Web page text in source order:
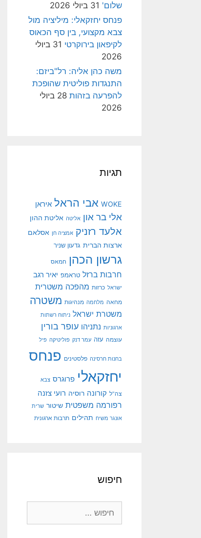
שלום' 31 ביולי 2026
פנחס יחזקאלי: מיליציה מול
צבא מקצועי, בין סף הכאוס
לקיפאון בירוקרטי
31 ביולי
2026
משה כהן אליה: רל"ביזם:
התנגדות פוליטית שהופכת
להפרעה בזהות
28 ביולי
2026
תגיות
WOKE אבי הראל איראן
אלי בר און אליטה אליטת ההון
אלעד רזניק אמציה חן אסלאם
ארצות הברית גדעון שניר
גרשון הכהן חמאס
חרבות ברזל טראמפ יאיר רגב
ישראל כרזות מהפכה משטרית
מחאה מלחמה מנהיגות משטרה
משטרת ישראל ניתוח רשתות
ארגוניות נתניהו עופר בורין
עוצמה עזה עמר דנק פוליטיקה פיל
בחנות חרסינה פלסטינים פנחס
יחזקאלי פרוגרס צבא
צה"ל קורונה רוסיה רועי צזנה
רפורמה משפטית שיטור שרית
אונגר משיח תהילים תרבות ארגונית
חיפוש